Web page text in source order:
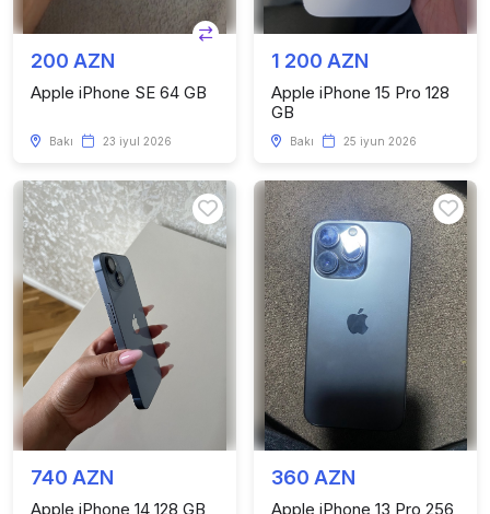
200 AZN
Apple iPhone SE 64 GB
Bakı 23 iyul 2026
1 200 AZN
Apple iPhone 15 Pro 128
GB
Bakı 25 iyun 2026
740 AZN
Apple iPhone 14 128 GB
360 AZN
Apple iPhone 13 Pro 256